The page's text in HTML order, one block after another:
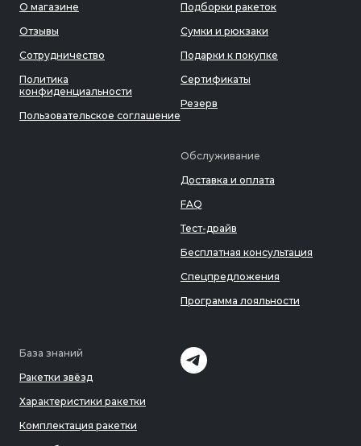
О магазине
Отзывы
Сотрудничество
Политика
конфиденциальности
Пользовательское соглашение
Подборки ракеток
Сумки и рюкзаки
Подарки к покупке
Сертификаты
Резерв
Обслуживание
Доставка и оплата
FAQ
Тест-драйв
Бесплатная консультация
Спецпредложения
Программа лояльности
База знаний
Ракетки звёзд
Характеристики ракетки
Комплектация ракетки